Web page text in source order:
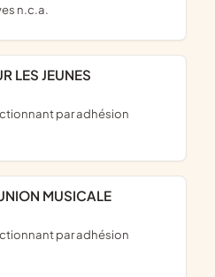
n.c.a.
LES JEUNES
MUSICALE